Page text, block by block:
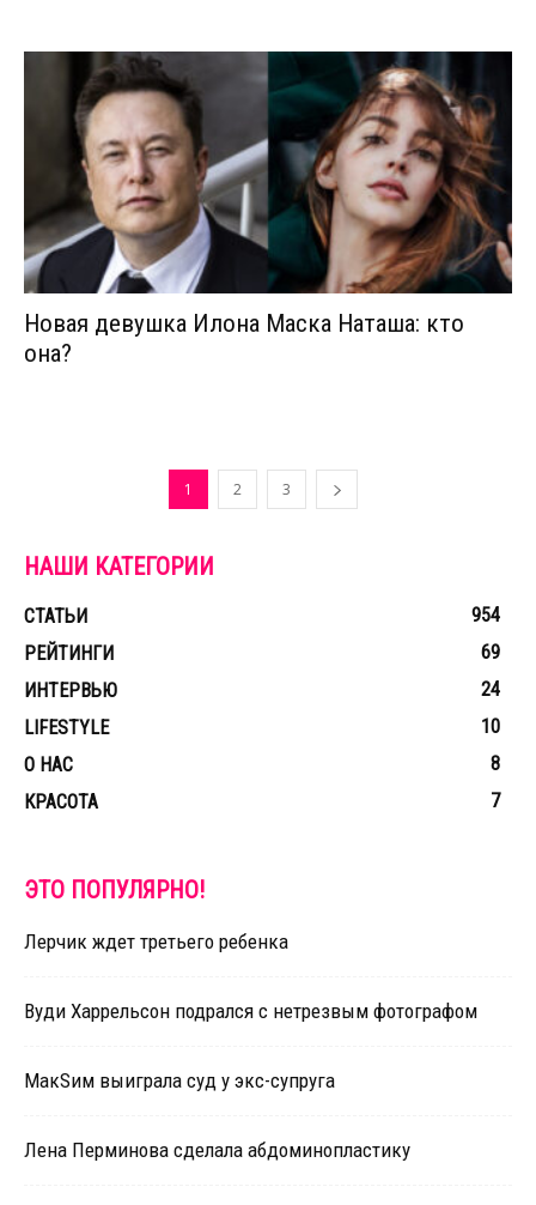
Новая девушка Илона Маска Наташа: кто
она?
1 2 3
НАШИ КАТЕГОРИИ
СТАТЬИ
954
РЕЙТИНГИ
69
ИНТЕРВЬЮ
24
LIFESTYLE
10
О НАС
8
КРАСОТА
7
ЭТО ПОПУЛЯРНО!
Лерчик ждет третьего ребенка
Вуди Харрельсон подрался с нетрезвым фотографом
МакSим выиграла суд у экс-супруга
Лена Перминова сделала абдоминопластику